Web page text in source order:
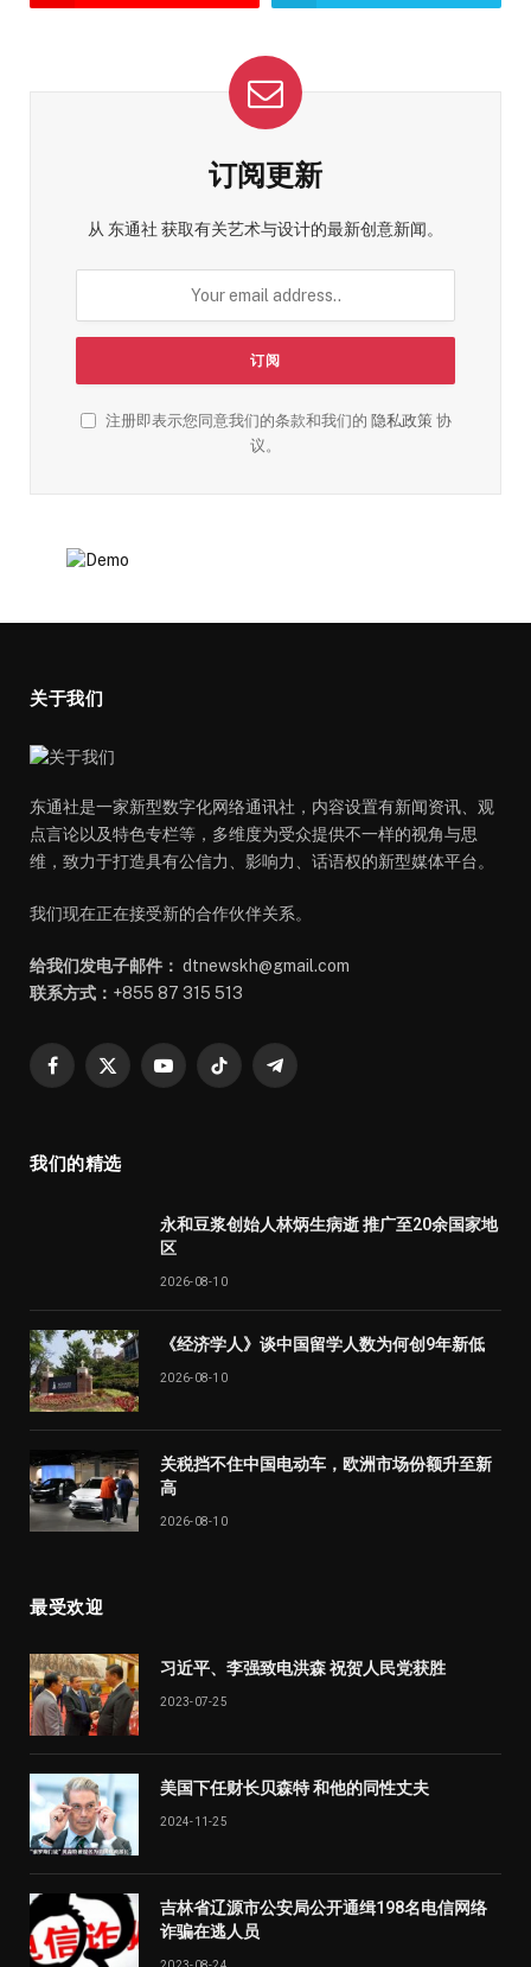
订阅更新
从 东通社 获取有关艺术与设计的最新创意新闻。
注册即表示您同意我们的条款和我们的 隐私政策协
议。
关于我们
东通社是一家新型数字化网络通讯社，内容设置有新闻资讯、观
点言论以及特色专栏等，多维度为受众提供不一样的视角与思
维，致力于打造具有公信力、影响力、话语权的新型媒体平台。
我们现在正在接受新的合作伙伴关系。
给我们发电子邮件： dtnewskh@gmail.com
联系方式： +855 87 315 513
Facebook
X
YouTubeTikTok Telegram
我们的精选
永和豆浆创始人林炳生病逝 推广至20余国家地
区
2026-08-10
《经济学人》谈中国留学人数为何创9年新低
2026-08-10
关税挡不住中国电动车，欧洲市场份额升至新
高
2026-08-10
最受欢迎
习近平、李强致电洪森 祝贺人民党获胜
2023-07-25
美国下任财长贝森特 和他的同性丈夫
2024-11-25
吉林省辽源市公安局公开通缉198名电信网络
诈骗在逃人员